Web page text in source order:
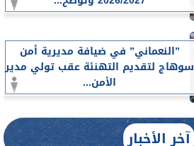
”النعماني” في ضيافة مديرية أمن
سوهاج لتقديم التهنئة عقب تولي مدير
الأمن...
آخر الأخبار